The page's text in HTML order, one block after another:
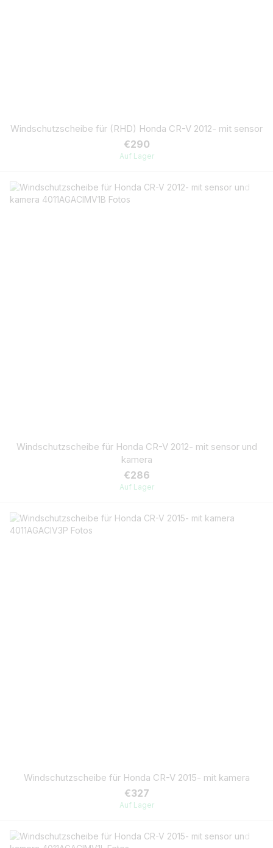
Windschutzscheibe für (RHD) Honda CR-V 2012- mit sensor
€290
Auf Lager
Windschutzscheibe für Honda CR-V 2012- mit sensor und
kamera
€286
Auf Lager
Windschutzscheibe für Honda CR-V 2015- mit kamera
€327
Auf Lager